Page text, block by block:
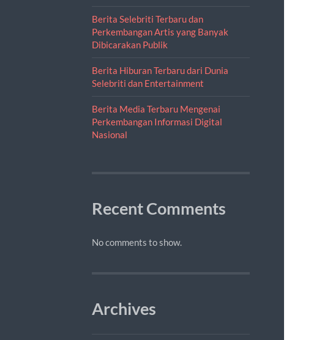
Berita Selebriti Terbaru dan
Perkembangan Artis yang Banyak
Dibicarakan Publik
Berita Hiburan Terbaru dari Dunia
Selebriti dan Entertainment
Berita Media Terbaru Mengenai
Perkembangan Informasi Digital
Nasional
Recent Comments
No comments to show.
Archives